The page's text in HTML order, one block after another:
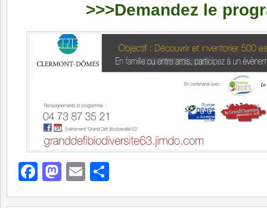
>>>Demandez le
Facebook
Mastodon
Email